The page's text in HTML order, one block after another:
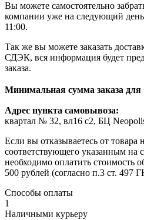
Вы можете самостоятельно
компании уже на следующий
11:00.
Так же вы можете заказать
СДЭК, вся информация будет
заказа.
Минимальная сумма заказа
Адрес пункта самовывоза:
квартал № 32, вл16 с2, БЦ
Если вы отказываетесь от товара
соответствующего указанным на
необходимо оплатить стоимость
500 рублей (согласно п.3 ст. 497
Способы оплаты
1
Наличными курьеру